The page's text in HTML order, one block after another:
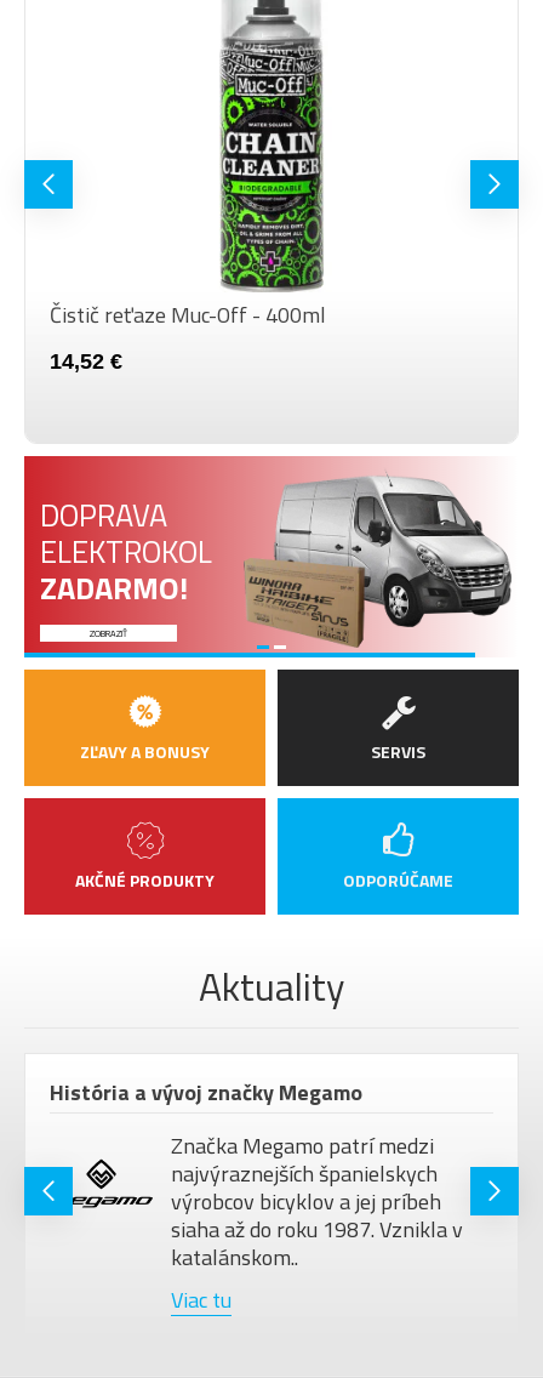
Čistič reťaze Muc-Off - 400ml
14,52 €
DOPRAVA
ELEKTROKOL
ZADARMO!
ZOBRAZIŤ
ZĽAVY A BONUSY
AKČNÉ PRODUKTY
SERVIS
ODPORÚČAME
Aktuality
História a vývoj značky Megamo
Značka Megamo patrí medzi
najvýraznejších španielskych
výrobcov bicyklov a jej príbeh
siaha až do roku 1987. Vznikla v
katalánskom..
Viac tu